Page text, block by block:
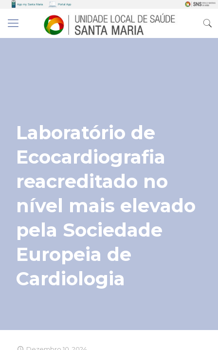
Laboratório de
Ecocardiografia
reacreditado no
nível mais elevado
pela Sociedade
Europeia de
Cardiologia